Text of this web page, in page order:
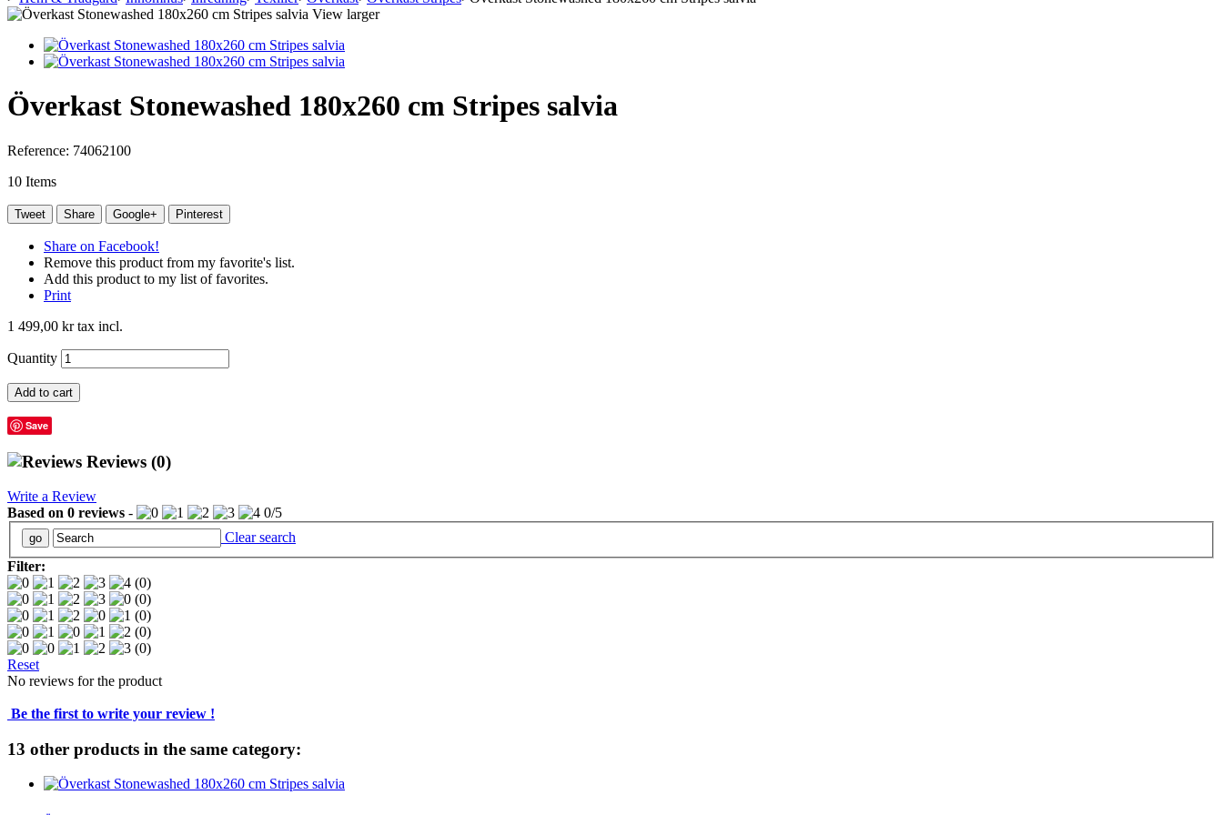
View larger
Överkast Stonewashed 180x260 cm Stripes salvia
Reference: 74062100
10 Items
Tweet Share Google+ Pinterest
Share on Facebook!
Remove this product from my favorite's list.
Add this product to my list of favorites.
Print
1 499,00 krtax incl.
Quantity
Add to cart
Save
Reviews (0)
Write a Review
Based on 0 reviews - 0/5
Clear search
Filter:
(0)
(0)
(0)
(0)
(0)
Reset
No reviews for the product
Be the first to write your review !
13 other products in the same category: